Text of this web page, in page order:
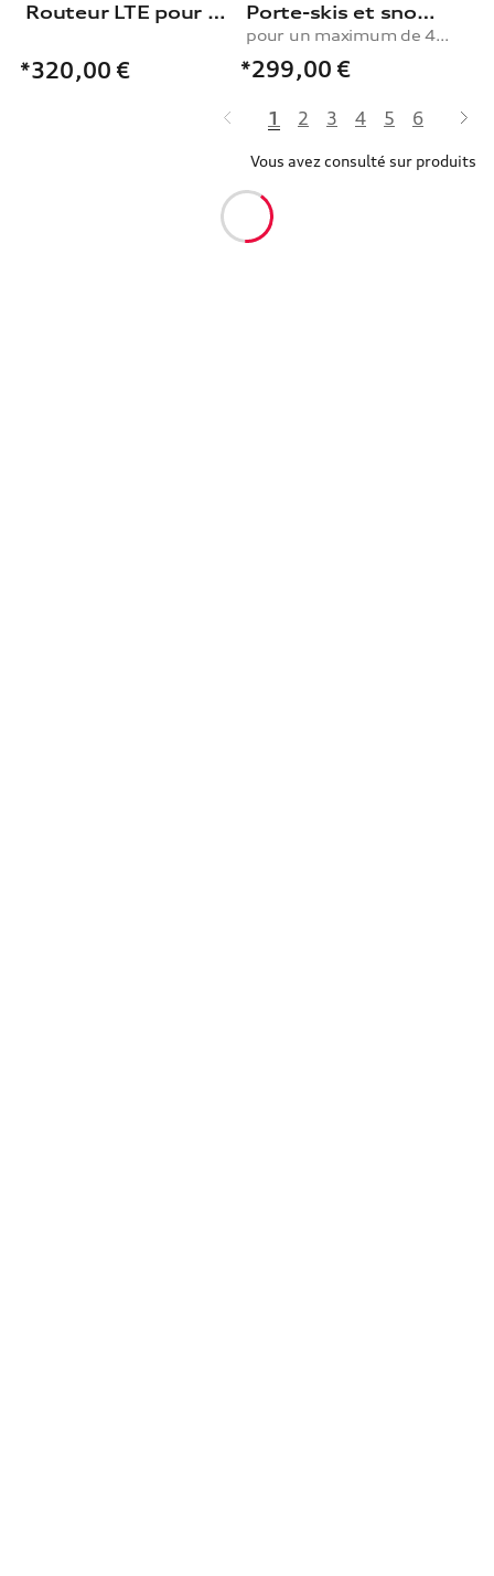
Routeur LTE pour dashcam Audi (Universal Traffic Recorder 2.0)
*320,00 €
Porte-skis et snowboard
pour un maximum de 4 paires de skis ou 2 snowboards, avec fonction coulissante
*299,00 €
1 2 3 4 5 6
Vous avez consulté sur produits